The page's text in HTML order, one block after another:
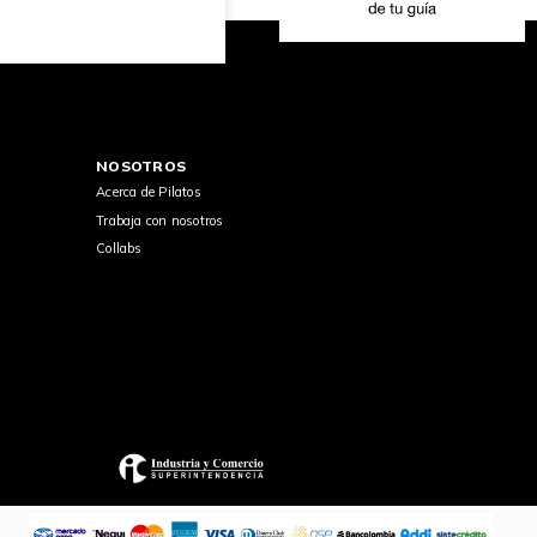
NOSOTROS
Acerca de Pilatos
Trabaja con nosotros
Collabs